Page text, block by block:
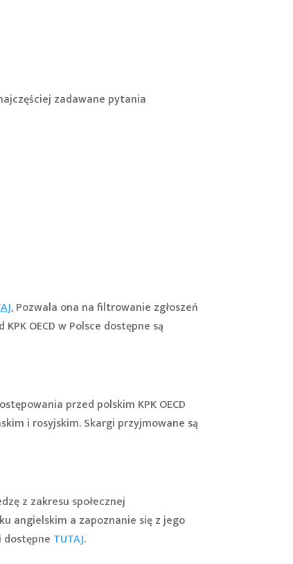
zadawane pytania
.Pozwala ona na filtrowanie zgłoszeń
OECD w Polsce dostępne są
przed polskim KPK OECD
i rosyjskim. Skargi przyjmowane są
z zakresu społecznej
angielskim a zapoznanie się z jego
TUTAJ.